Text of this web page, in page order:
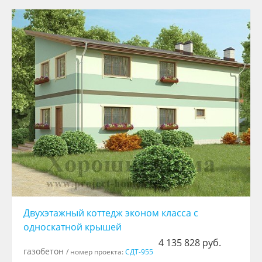
Двуxэтажный коттедж эконом класса с
односкатной крышей
4 135 828 руб.
газобетон / номер проекта:СДТ-955